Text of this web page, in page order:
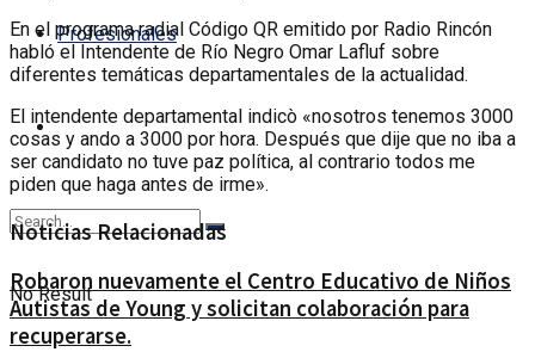
Profesionales
No Result
En el programa radial Código QR emitido por Radio Rincón
habló el Intendente de Río Negro Omar Lafluf sobre
diferentes temáticas departamentales de la actualidad.
El intendente departamental indicò «nosotros tenemos 3000
cosas y ando a 3000 por hora. Después que dije que no iba a
ser candidato no tuve paz política, al contrario todos me
piden que haga antes de irme».
Noticias Relacionadas
Robaron nuevamente el Centro Educativo de Niños
Autistas de Young y solicitan colaboración para
recuperarse.